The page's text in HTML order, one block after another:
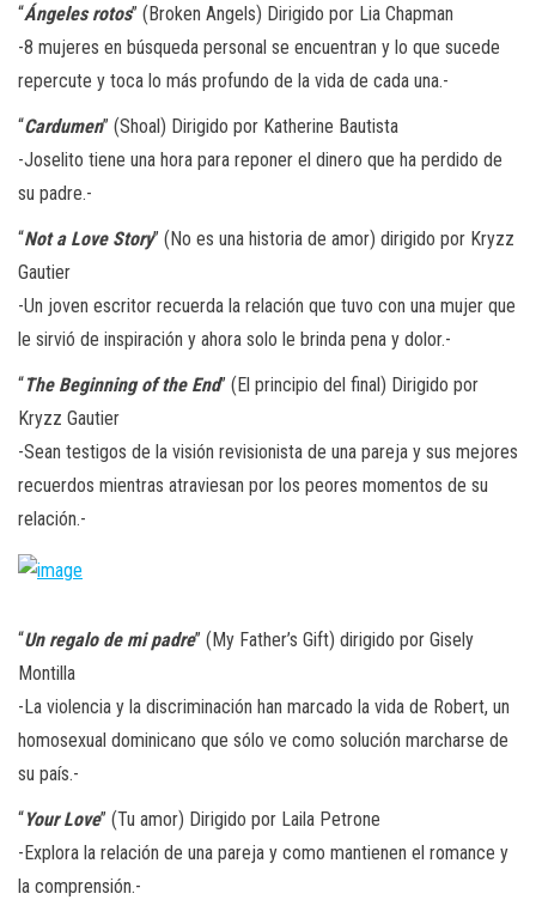
“Ángeles rotos” (Broken Angels) Dirigido por Lia Chapman
-8 mujeres en búsqueda personal se encuentran y lo que sucede
repercute y toca lo más profundo de la vida de cada una.-
“Cardumen” (Shoal) Dirigido por Katherine Bautista
-Joselito tiene una hora para reponer el dinero que ha perdido de
su padre.-
“Not a Love Story” (No es una historia de amor) dirigido por Kryzz
Gautier
-Un joven escritor recuerda la relación que tuvo con una mujer que
le sirvió de inspiración y ahora solo le brinda pena y dolor.-
“The Beginning of the End” (El principio del final) Dirigido por
Kryzz Gautier
-Sean testigos de la visión revisionista de una pareja y sus mejores
recuerdos mientras atraviesan por los peores momentos de su
relación.-
“Un regalo de mi padre” (My Father’s Gift) dirigido por Gisely
Montilla
-La violencia y la discriminación han marcado la vida de Robert, un
homosexual dominicano que sólo ve como solución marcharse de
su país.-
“Your Love” (Tu amor) Dirigido por Laila Petrone
-Explora la relación de una pareja y como mantienen el romance y
la comprensión.-